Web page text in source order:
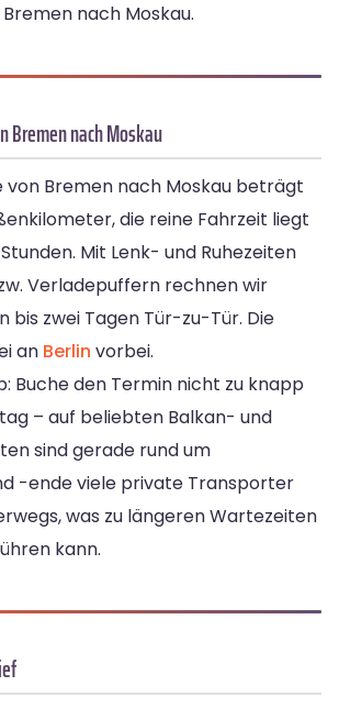
nach Moskau.
Bremen nach Moskau
von Bremen nach Moskau beträgt
die reine Fahrzeit liegt
Mit Lenk- und Ruhezeiten
Verladepuffern rechnen wir
bis zwei Tagen Tür-zu-Tür. Die
an Berlin vorbei.
Buche den Termin nicht zu knapp
– auf beliebten Balkan- und
sind gerade rund um
-ende viele private Transporter
was zu längeren Wartezeiten
kann.